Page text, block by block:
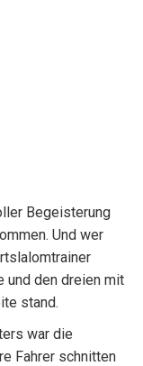
Begeisterung
Und wer
und den dreien mit
stand.
war die
Fahrer schnitten